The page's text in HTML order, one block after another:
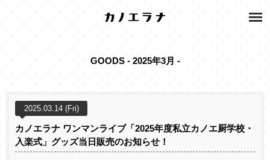
GOODS - 2025年3月 -
2025.03.14 (Fri)
カノエラナ ワンマンライブ「2025年度私立カノエ厨学校・
入楽式」グッズ当日販売のお知らせ！